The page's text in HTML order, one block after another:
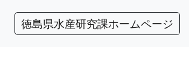
徳島県水産研究課ホームページ